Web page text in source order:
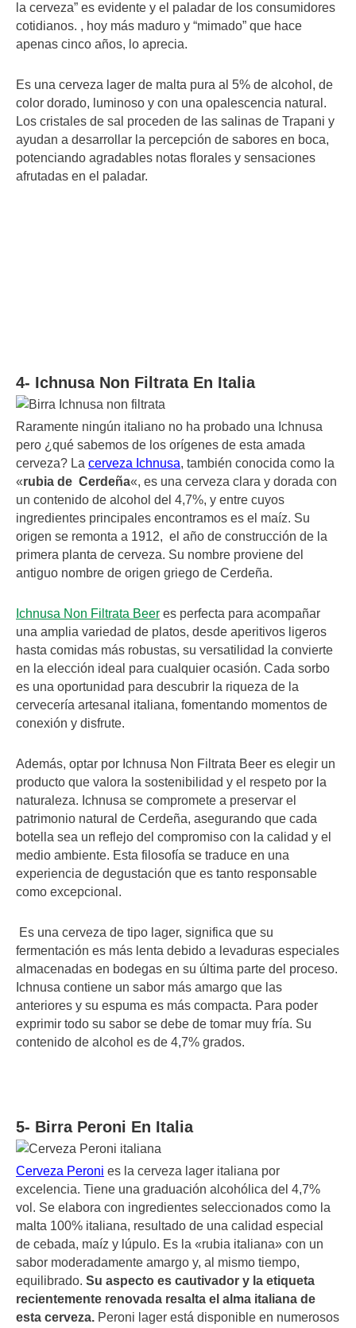
la cerveza” es evidente y el paladar de los consumidores
cotidianos. , hoy más maduro y “mimado” que hace
apenas cinco años, lo aprecia.
Es una cerveza lager de malta pura al 5% de alcohol, de
color dorado, luminoso y con una opalescencia natural.
Los cristales de sal proceden de las salinas de Trapani y
ayudan a desarrollar la percepción de sabores en boca,
potenciando agradables notas florales y sensaciones
afrutadas en el paladar.
4- Ichnusa Non Filtrata En Italia
Raramente ningún italiano no ha probado una Ichnusa
pero ¿qué sabemos de los orígenes de esta amada
cerveza? La cerveza Ichnusa, también conocida como la
«rubia de Cerdeña«, es una cerveza clara y dorada con
un contenido de alcohol del 4,7%, y entre cuyos
ingredientes principales encontramos es el maíz. Su
origen se remonta a 1912, el año de construcción de la
primera planta de cerveza. Su nombre proviene del
antiguo nombre de origen griego de Cerdeña.
Ichnusa Non Filtrata Beer es perfecta para acompañar
una amplia variedad de platos, desde aperitivos ligeros
hasta comidas más robustas, su versatilidad la convierte
en la elección ideal para cualquier ocasión. Cada sorbo
es una oportunidad para descubrir la riqueza de la
cervecería artesanal italiana, fomentando momentos de
conexión y disfrute.
Además, optar por Ichnusa Non Filtrata Beer es elegir un
producto que valora la sostenibilidad y el respeto por la
naturaleza. Ichnusa se compromete a preservar el
patrimonio natural de Cerdeña, asegurando que cada
botella sea un reflejo del compromiso con la calidad y el
medio ambiente. Esta filosofía se traduce en una
experiencia de degustación que es tanto responsable
como excepcional.
Es una cerveza de tipo lager, significa que su
fermentación es más lenta debido a levaduras especiales
almacenadas en bodegas en su última parte del proceso.
Ichnusa contiene un sabor más amargo que las
anteriores y su espuma es más compacta. Para poder
exprimir todo su sabor se debe de tomar muy fría. Su
contenido de alcohol es de 4,7% grados.
5- Birra Peroni En Italia
Cerveza Peroni es la cerveza lager italiana por
excelencia. Tiene una graduación alcohólica del 4,7%
vol. Se elabora con ingredientes seleccionados como la
malta 100% italiana, resultado de una calidad especial
de cebada, maíz y lúpulo. Es la «rubia italiana» con un
sabor moderadamente amargo y, al mismo tiempo,
equilibrado. Su aspecto es cautivador y la etiqueta
recientemente renovada resalta el alma italiana de
esta cerveza. Peroni lager está disponible en numerosos